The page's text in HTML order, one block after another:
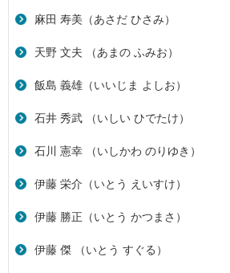
麻田 寿美（あさだ ひさみ）
天野 文夫 （あまの ふみお）
飯島 義雄（いいじま よしお）
石井 秀武 （いしい ひでたけ）
石川 憲幸 （いしかわ のりゆき）
伊藤 栄介（いとう えいすけ）
伊藤 勝正（いとう かつまさ）
伊藤 傑 （いとう すぐる）